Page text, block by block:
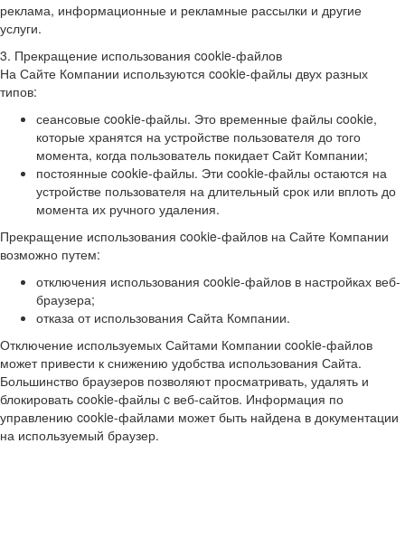
реклама, информационные и рекламные рассылки и другие
услуги.
3. Прекращение использования cookie-файлов
На Сайте Компании используются cookie-файлы двух разных
типов:
сеансовые cookie-файлы. Это временные файлы cookie,
которые хранятся на устройстве пользователя до того
момента, когда пользователь покидает Сайт Компании;
постоянные cookie-файлы. Эти cookie-файлы остаются на
устройстве пользователя на длительный срок или вплоть до
момента их ручного удаления.
Прекращение использования cookie-файлов на Сайте Компании
возможно путем:
отключения использования cookie-файлов в настройках веб-
браузера;
отказа от использования Сайта Компании.
Отключение используемых Сайтами Компании cookie-файлов
может привести к снижению удобства использования Сайта.
Большинство браузеров позволяют просматривать, удалять и
блокировать cookie-файлы c веб-сайтов. Информация по
управлению cookie-файлами может быть найдена в документации
на используемый браузер.